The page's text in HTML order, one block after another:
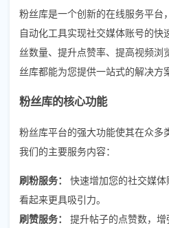
粉丝库是一个创新的在线服务平台
自动化工具实现社交媒体账号的
丝数量、提升点赞率、提高视频
丝库都能为您提供一站式的解决方
粉丝库的核心功能
粉丝库平台的强大功能使其在众多
我们的主要服务内容：
刷粉服务：
快速增加您的社交媒
看起来更具吸引力。
刷赞服务：
提升帖子的点赞数，